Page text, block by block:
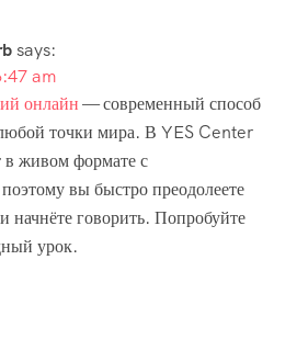
says:
am
онлайн— современный способ
точки мира. В YES Center
в живом формате с
вы быстро преодолеете
начнёте говорить. Попробуйте
урок.